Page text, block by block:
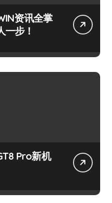
资讯全掌
步！
Pro新机